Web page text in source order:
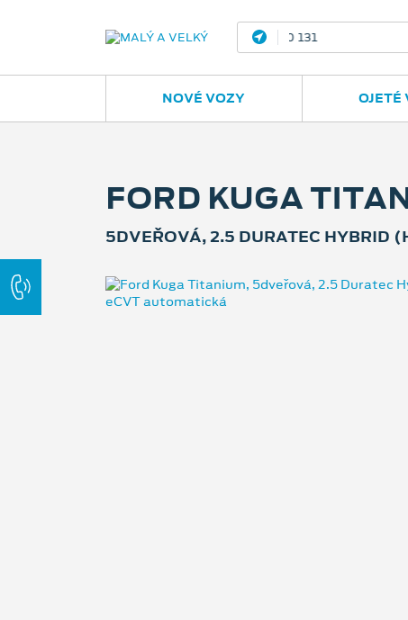
Ostrava - Vítkovice
NOVÉ VOZY OJETÉ
FORD KUGA
5DVEŘOVÁ, 2.5 DURATEC HYBRID